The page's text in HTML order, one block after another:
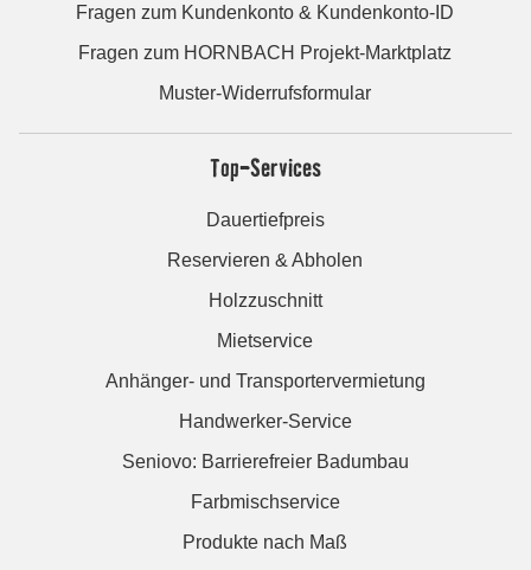
Fragen zum Kundenkonto & Kundenkonto-ID
Fragen zum HORNBACH Projekt-Marktplatz
Muster-Widerrufsformular
Top-Services
Dauertiefpreis
Reservieren & Abholen
Holzzuschnitt
Mietservice
Anhänger- und Transportervermietung
Handwerker-Service
Seniovo: Barrierefreier Badumbau
Farbmischservice
Produkte nach Maß